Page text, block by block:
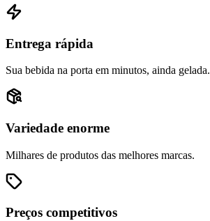
Entrega rápida
Sua bebida na porta em minutos, ainda gelada.
Variedade enorme
Milhares de produtos das melhores marcas.
Preços competitivos